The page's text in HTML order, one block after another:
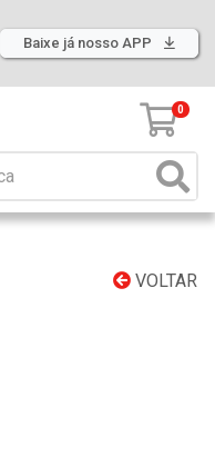
Baixe já nosso APP
0
VOLTAR